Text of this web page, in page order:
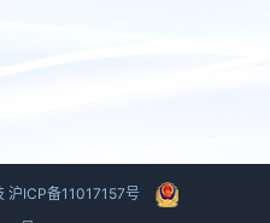
沪ICP备11017157号